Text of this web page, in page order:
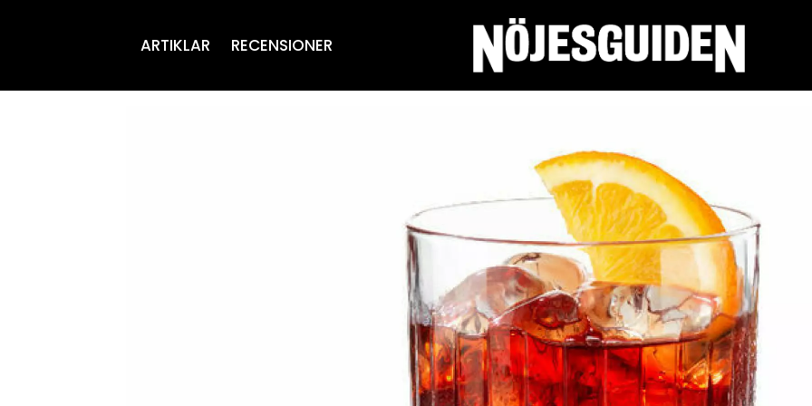
ARTIKLAR RECENSIONER